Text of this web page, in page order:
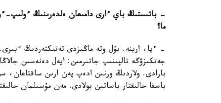
- باتىستىڭ باي ءارى دامىعان ەلدەرىنىڭ ءولىپ-
ما؟
- ءيا، ارينە. بۇل وتە ماڭىزدى تەتىكتەردىڭ
جەتكىزۋگە تالپىنىپ جاتىرمىن: ايەل دەنەسىن
بارادى. ولاردىڭ ورنىن ادەپ پەن ارىن ساقتاعان،
باسقا حالىقتار باساتىن بولادى. مەن مۇسىلمان